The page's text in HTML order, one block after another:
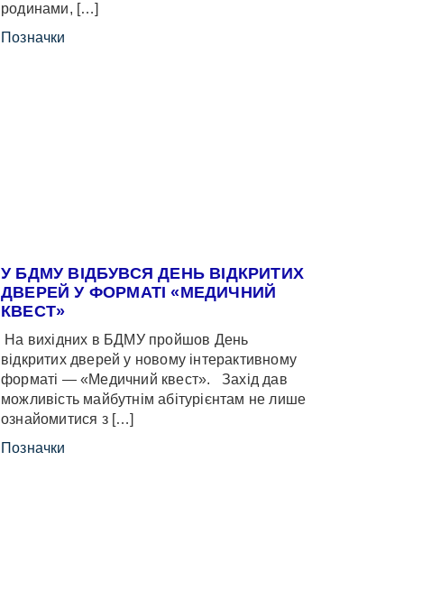
родинами, […]
Позначки
У БДМУ ВІДБУВСЯ ДЕНЬ ВІДКРИТИХ
ДВЕРЕЙ У ФОРМАТІ «МЕДИЧНИЙ
КВЕСТ»
На вихідних в БДМУ пройшов День
відкритих дверей у новому інтерактивному
форматі — «Медичний квест». Захід дав
можливість майбутнім абітурієнтам не лише
ознайомитися з […]
Позначки